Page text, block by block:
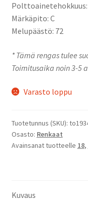
Polttoainetehokkuus:
Märkäpito: C
Melupäästö: 72
* Tämä rengas tulee
Toimitusaika noin 3-5
Varasto loppu
Tuotetunnus (SKU):
Osasto: Renkaat
Avainsanat tuotteelle 18,
Kuvaus